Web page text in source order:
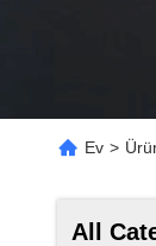
Ev >
All